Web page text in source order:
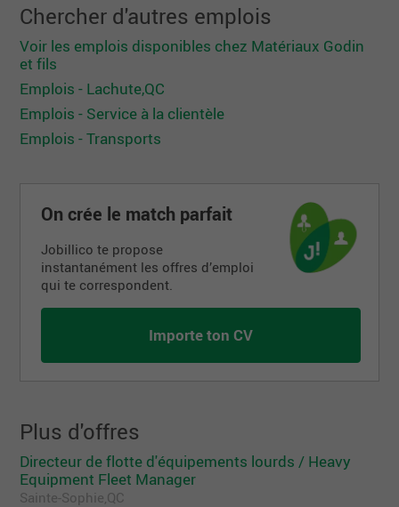
Chercher d'autres emplois
Voir les emplois disponibles chez Matériaux Godin
et fils
Emplois - Lachute,QC
Emplois - Service à la clientèle
Emplois - Transports
On crée le match parfait
Jobillico te propose
instantanément les offres d’emploi
qui te correspondent.
Importe ton CV
Plus d'offres
Directeur de flotte d'équipements lourds / Heavy
Equipment Fleet Manager
Sainte-Sophie,QC